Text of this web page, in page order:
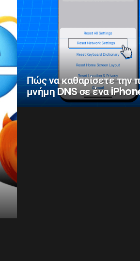
Πώς να καθαρίσετε την
μνήμη DNS σε ένα